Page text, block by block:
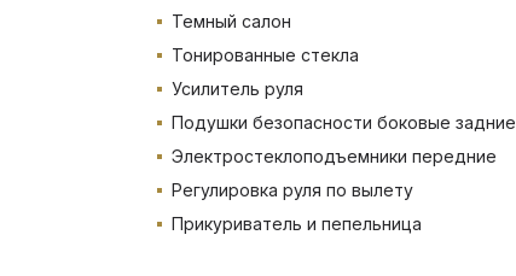
Темный салон
Тонированные стекла
Усилитель руля
Подушки безопасности боковые задние
Электростеклоподъемники передние
Регулировка руля по вылету
Прикуриватель и пепельница